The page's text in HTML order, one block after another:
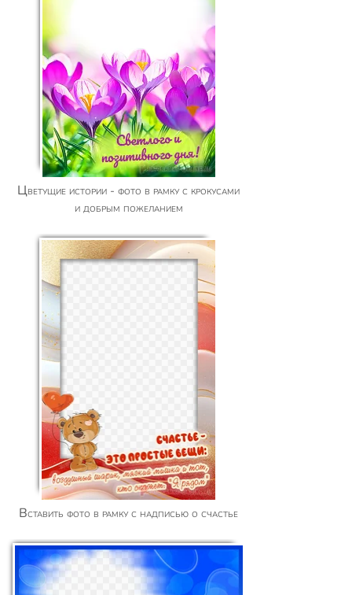
Цветущие истории - фото в рамку с крокусами
и добрым пожеланием
Вставить фото в рамку с надписью о счастье